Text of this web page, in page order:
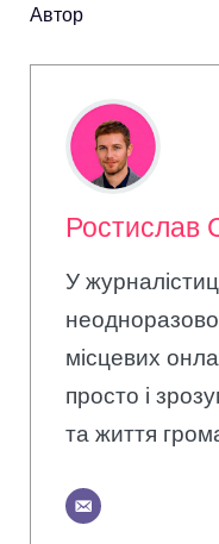
Автор
Ростислав
У
неодноразово
місцевих
просто і
та життя